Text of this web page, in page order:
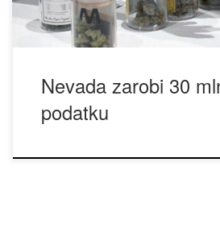
Nevada zarobi 30
podatku